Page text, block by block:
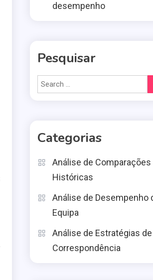
desempenho
Pesquisar
Categorias
Análise de Comparações
Históricas
Análise de Desempenho
Equipa
Análise de Estratégias de
Correspondência